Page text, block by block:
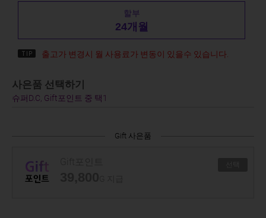
할부
24개월
출고가 변경시 월 사용료가 변동이 있을수 있습니다.
사은품 선택하기
슈퍼D.C, Gift포인트 중 택1
Gift 사은품